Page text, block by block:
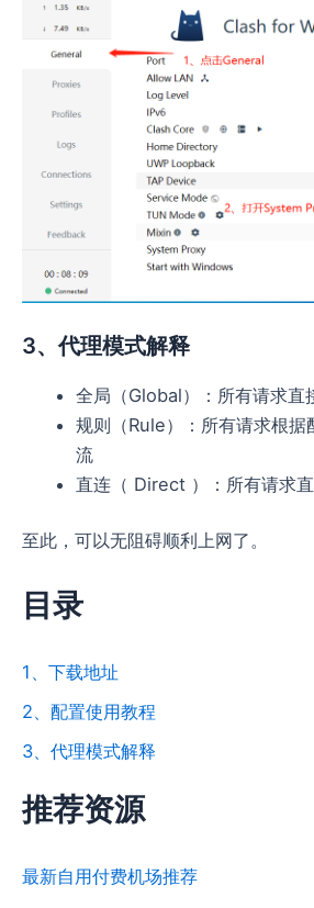
3、代理模式解释
全局（Global）：所有请求直
规则（Rule）：所有请求根据
流
直连（ Direct ）：所有请求
至此，可以无阻碍顺利上网了。
目录
1、下载地址
2、配置使用教程
3、代理模式解释
推荐资源
最新自用付费机场推荐